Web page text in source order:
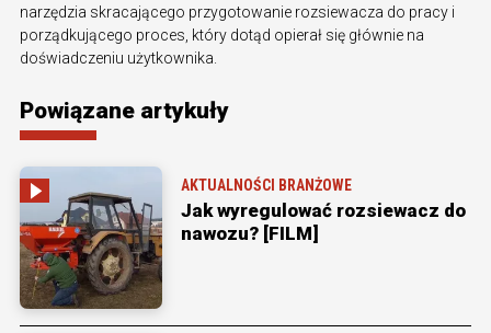
narzędzia skracającego przygotowanie rozsiewacza do pracy i
porządkującego proces, który dotąd opierał się głównie na
doświadczeniu użytkownika.
Powiązane artykuły
AKTUALNOŚCI BRANŻOWE
Jak wyregulować rozsiewacz do
nawozu? [FILM]